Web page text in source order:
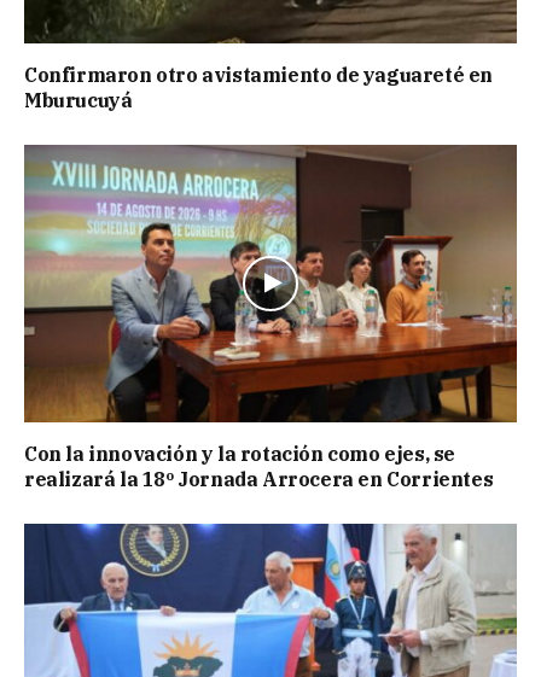
Confirmaron otro avistamiento de yaguareté en
Mburucuyá
Con la innovación y la rotación como ejes, se
realizará la 18º Jornada Arrocera en Corrientes